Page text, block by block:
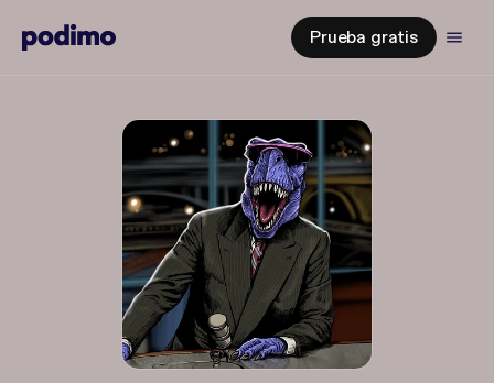
Prueba gratis